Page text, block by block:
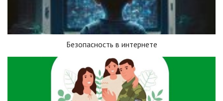
Безопасность в интернете